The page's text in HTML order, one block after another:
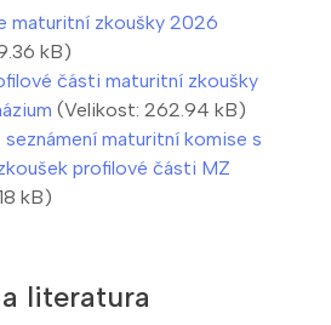
maturitní zkoušky 2026
kB)
části maturitní zkoušky
(Velikost: 262.94 kB)
maturitní komise s
profilové části MZ
kB)
literatura